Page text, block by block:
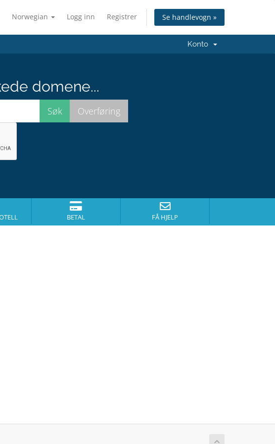
Norwegian Logg inn Registrer Se handlevogn »
Konto
domene...
BETAL FÅ HJELP